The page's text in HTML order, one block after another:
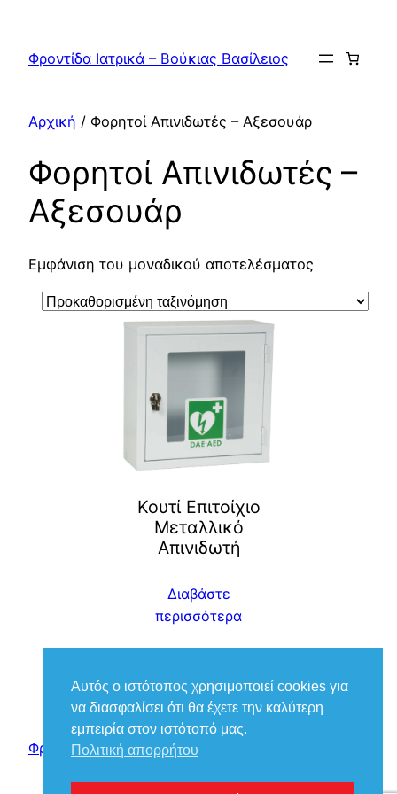
περιεχόμενο
Φροντίδα Ιατρικά – Βούκιας Βασίλειος
Αρχική / Φορητοί Απινιδωτές – Αξεσουάρ
Φορητοί Απινιδωτές –
Αξεσουάρ
Εμφάνιση του μοναδικού αποτελέσματος
Κουτί Επιτοίχιο
Μεταλλικό
Απινιδωτή
Διαβάστε
περισσότερα
Φροντίδα Ιατρικά – Βούκιας Βασίλειος
Αυτός ο ιστότοπος χρησιμοποιεί cookies για
να διασφαλίσει ότι θα έχετε την καλύτερη
εμπειρία στον ιστότοπό μας.
Πολιτική απορρήτου